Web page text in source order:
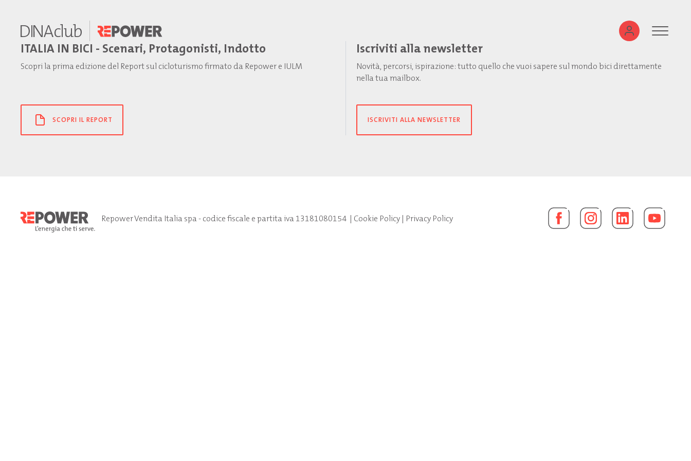
ITALIA IN BICI - Scenari, Protagonisti, Indotto
Scopri la prima edizione del Report sul cicloturismo firmato da Repower e IULM
SCOPRI IL REPORT
Iscriviti alla newsletter
Novità, percorsi, ispirazione: tutto quello che vuoi sapere sul mondo bici direttamente
nella tua mailbox.
ISCRIVITI ALLA NEWSLETTER
Repower Vendita Italia spa - codice fiscale e partita iva 13181080154| Cookie Policy| Privacy Policy